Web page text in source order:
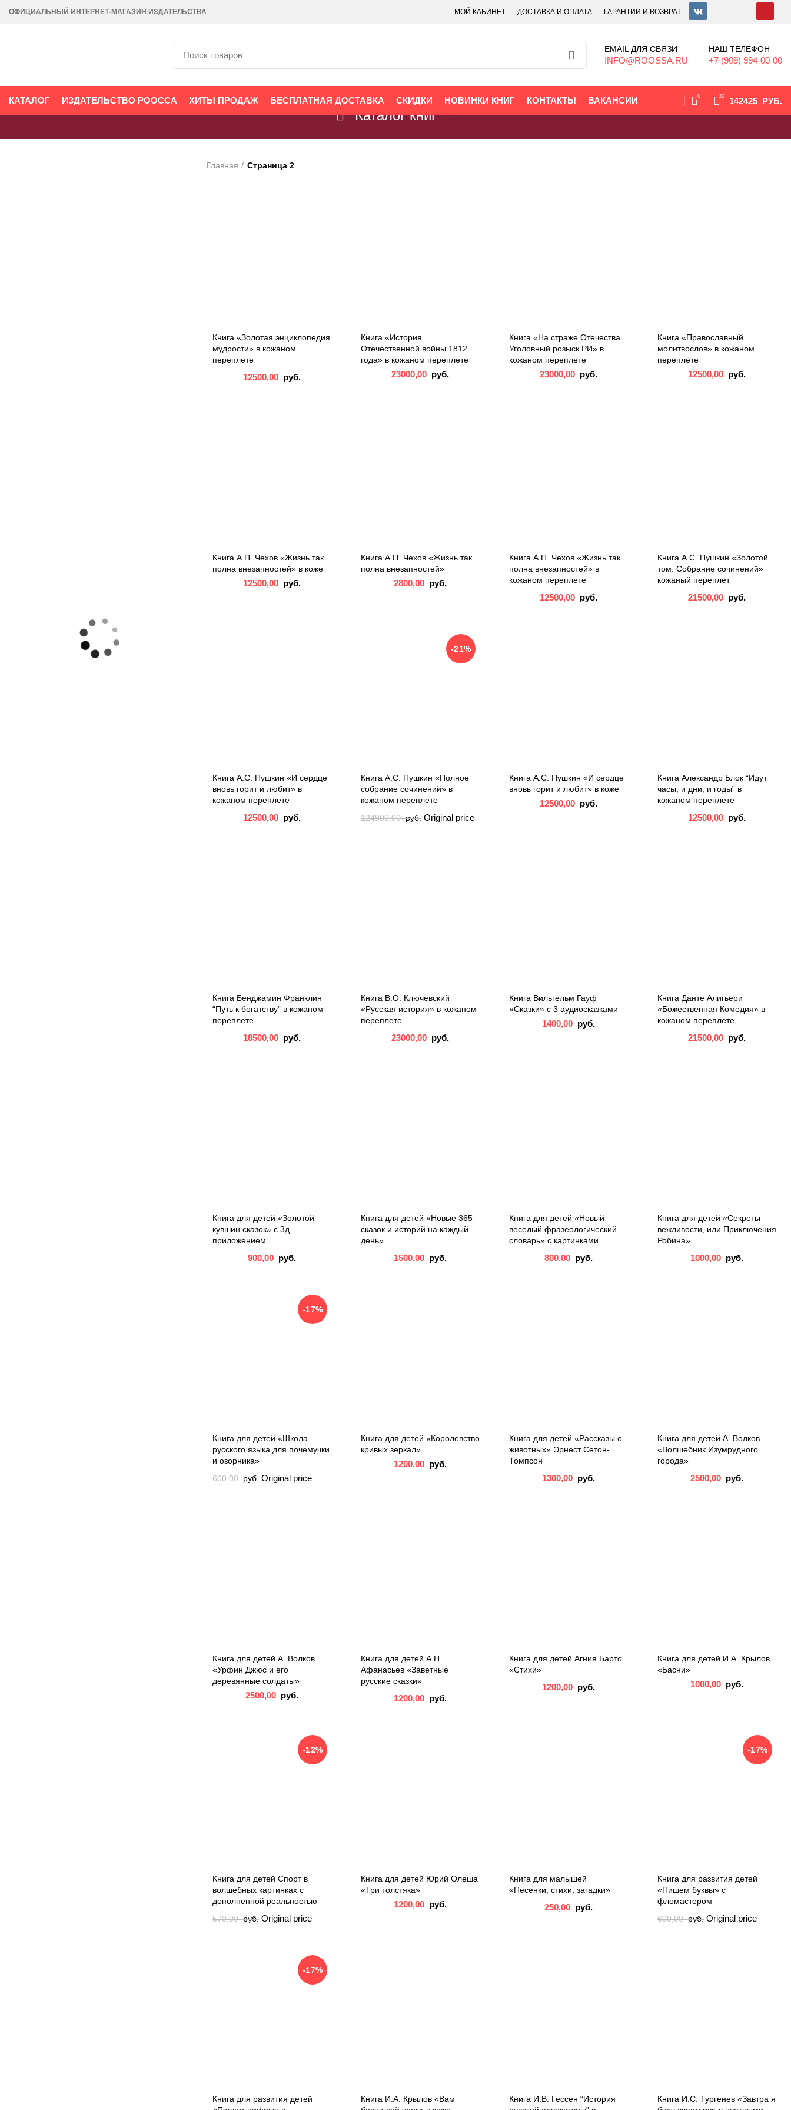
ОФИЦИАЛЬНЫЙ ИНТЕРНЕТ-МАГАЗИН ИЗДАТЕЛЬСТВА МОЙ КАБИНЕТ ДОСТАВКА И ОПЛАТА ГАРАНТИИ И ВОЗВРАТ
EMAIL ДЛЯ СВЯЗИ
INFO@ROOSSA.RU
НАШ ТЕЛЕФОН
+7 (909) 994-00-00
КАТАЛОГ ИЗДАТЕЛЬСТВО РООССА ХИТЫ ПРОДАЖ БЕСПЛАТНАЯ ДОСТАВКА СКИДКИ НОВИНКИ КНИГ КОНТАКТЫ ВАКАНСИИ 0 30 142425 РУБ.
Каталог книг
Главная Страница 2
Книга «Золотая энциклопедия
мудрости» в кожаном
переплете
12500,00 руб.
Книга «История
Отечественной войны 1812
года» в кожаном переплете
23000,00 руб.
Книга «На страже Отечества.
Уголовный розыск РИ» в
кожаном переплете
23000,00 руб.
Книга «Православный
молитвослов» в кожаном
переплёте
12500,00 руб.
Книга А.П. Чехов «Жизнь так
полна внезапностей» в коже
12500,00 руб.
Книга А.П. Чехов «Жизнь так
полна внезапностей»
2800,00 руб.
Книга А.П. Чехов «Жизнь так
полна внезапностей» в
кожаном переплете
12500,00 руб.
Книга А.С. Пушкин «Золотой
том. Собрание сочинений»
кожаный переплет
21500,00 руб.
Книга А.С. Пушкин «И сердце
вновь горит и любит» в
кожаном переплете
12500,00 руб.
-21%
Книга А.С. Пушкин «Полное
собрание сочинений» в
кожаном переплете
124900,00руб. Original price
Книга А.С. Пушкин «И сердце
вновь горит и любит» в коже
12500,00 руб.
Книга Александр Блок “Идут
часы, и дни, и годы” в
кожаном переплете
12500,00 руб.
Книга Бенджамин Франклин
“Путь к богатству” в кожаном
переплете
18500,00 руб.
Книга В.О. Ключевский
«Русская история» в кожаном
переплете
23000,00 руб.
Книга Вильгельм Гауф
«Сказки» с 3 аудиосказками
1400,00 руб.
Книга Данте Алигьери
«Божественная Комедия» в
кожаном переплете
21500,00 руб.
Книга для детей «Золотой
кувшин сказок» с 3д
приложением
900,00 руб.
Книга для детей «Новые 365
сказок и историй на каждый
день»
1500,00 руб.
Книга для детей «Новый
веселый фразеологический
словарь» с картинками
800,00 руб.
Книга для детей «Секреты
вежливости, или Приключения
Робина»
1000,00 руб.
-17%
Книга для детей «Школа
русского языка для почемучки
и озорника»
600,00руб. Original price
Книга для детей «Королевство
кривых зеркал»
1200,00 руб.
Книга для детей «Рассказы о
животных» Эрнест Сетон-
Томпсон
1300,00 руб.
Книга для детей А. Волков
«Волшебник Изумрудного
города»
2500,00 руб.
Книга для детей А. Волков
«Урфин Джюс и его
деревянные солдаты»
2500,00 руб.
Книга для детей А.Н.
Афанасьев «Заветные
русские сказки»
1200,00 руб.
Книга для детей Агния Барто
«Стихи»
1200,00 руб.
Книга для детей И.А. Крылов
«Басни»
1000,00 руб.
-12%
Книга для детей Спорт в
волшебных картинках с
дополненной реальностью
570,00руб. Original price
Current price is: 500,00
Книга для детей Юрий Олеша
«Три толстяка»
1200,00 руб.
Книга для малышей
«Песенки, стихи, загадки»
250,00 руб.
-17%
Книга для развития детей
«Пишем буквы» с
фломастером
600,00руб. Original price
-17%
Книга для развития детей
Книга И.А. Крылов «Вам
Книга И.В. Гессен “История
Книга И.С. Тургенев «Завтра я